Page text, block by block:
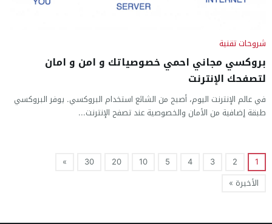
شروحات تقنية
بروكسي مجاني احمي خصوصياتك و امن و امان
لتصفحك الإنترنت
في عالم الإنترنت اليوم، أصبح من الشائع استخدام البروكسي. يوفر البروكسي
طبقة إضافية من الأمان والخصوصية عند تصفح الإنترنت...
1
2
3
4
5
10
20
30
»
الأخيرة »